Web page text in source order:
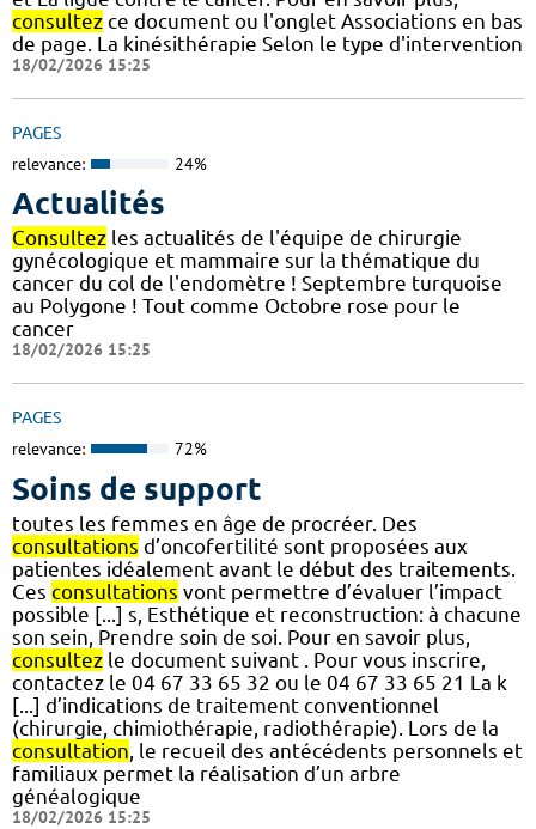
consultez ce document ou l'onglet Associations en bas
de page. La kinésithérapie Selon le type d'intervention
18/02/2026 15:25
PAGES
relevance: 24%
Actualités
Consultez les actualités de l'équipe de chirurgie
gynécologique et mammaire sur la thématique du
cancer du col de l'endomètre ! Septembre turquoise
au Polygone ! Tout comme Octobre rose pour le
cancer
18/02/2026 15:25
PAGES
relevance: 72%
Soins de support
toutes les femmes en âge de procréer. Des
consultations d’oncofertilité sont proposées aux
patientes idéalement avant le début des traitements.
Ces consultations vont permettre d’évaluer l’impact
possible [...] s, Esthétique et reconstruction: à chacune
son sein, Prendre soin de soi. Pour en savoir plus,
consultez le document suivant . Pour vous inscrire,
contactez le 04 67 33 65 32 ou le 04 67 33 65 21 La k
[...] d’indications de traitement conventionnel
(chirurgie, chimiothérapie, radiothérapie). Lors de la
consultation , le recueil des antécédents personnels et
familiaux permet la réalisation d’un arbre
généalogique
18/02/2026 15:25